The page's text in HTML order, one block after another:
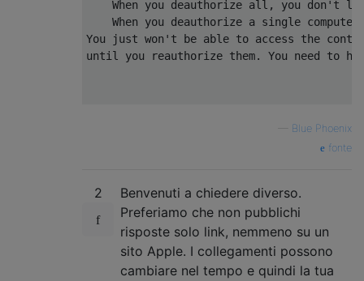
When you deauthorize all, you don't
When you deauthorize a single
You just won't be able to access the
until you reauthorize them. You need to
    Open iTunes.
From the menu bar at the top of your
at the top of the iTunes window,
choose Account > Authorizations >
    Enter your Apple ID and password.
Blue Phoenix
fonte
2
Benvenuti a chiedere diverso.
Preferiamo che non pubblichi
risposte solo link, nemmeno su un
sito Apple. I collegamenti possono
cambiare nel tempo e quindi la tua